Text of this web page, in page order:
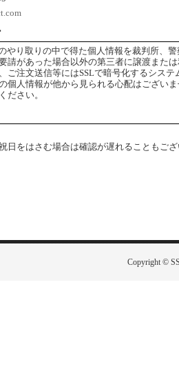
やり取りの中で得た個人情報を裁判所、
請があった場合以外の第三者に譲渡また
ご注文送信等にはSSLで暗号化するシステ
個人情報が他から見られる心配はござい
ださい。
日をはさむ場合は確認が遅れることもご
Copyright ©